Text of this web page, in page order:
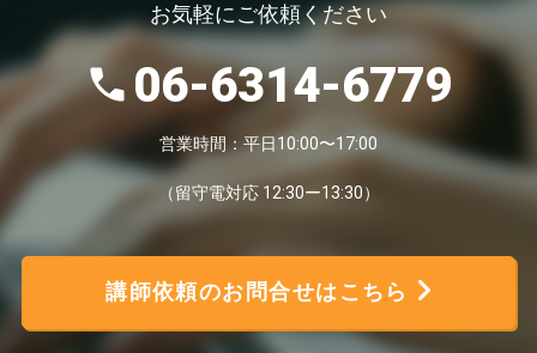
お気軽にご依頼ください
06-6314-6779
営業時間：平日10:00〜17:00
（留守電対応 12:30ー13:30）
講師依頼のお問合せはこちら